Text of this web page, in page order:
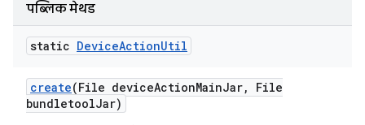
पब्लिक मेथड
static DeviceActionUtil
create(File deviceActionMainJar,
File
bundletoolJar)